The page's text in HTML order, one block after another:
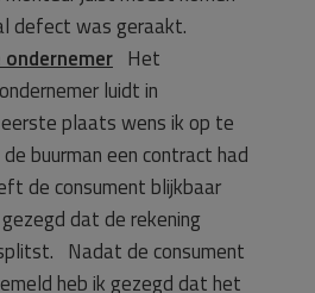
defect was geraakt.
Het
luidt in
plaats wens ik op te
buurman een contract had
de consument blijkbaar
dat de rekening
Nadat de consument
heb ik gezegd dat het